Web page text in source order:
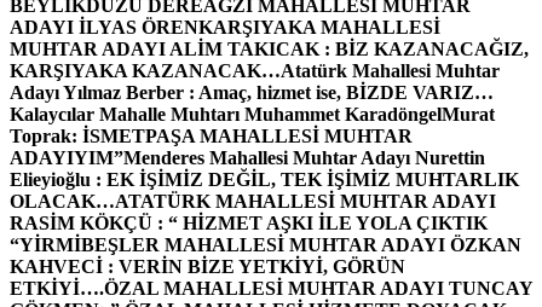
BEYLİKDÜZÜ DEREAĞZI MAHALLESİ MUHTAR
ADAYI İLYAS ÖRENKARŞIYAKA MAHALLESİ
MUHTAR ADAYI ALİM TAKICAK : BİZ KAZANACAĞIZ,
KARŞIYAKA KAZANACAK…Atatürk Mahallesi Muhtar
Adayı Yılmaz Berber : Amaç, hizmet ise, BİZDE VARIZ…
Kalaycılar Mahalle Muhtarı Muhammet KaradöngelMurat
Toprak: İSMETPAŞA MAHALLESİ MUHTAR
ADAYIYIM”Menderes Mahallesi Muhtar Adayı Nurettin
Elieyioğlu : EK İŞİMİZ DEĞİL, TEK İŞİMİZ MUHTARLIK
OLACAK…ATATÜRK MAHALLESİ MUHTAR ADAYI
RASİM KÖKÇÜ : “ HİZMET AŞKI İLE YOLA ÇIKTIK
“YİRMİBEŞLER MAHALLESİ MUHTAR ADAYI ÖZKAN
KAHVECİ : VERİN BİZE YETKİYİ, GÖRÜN
ETKİYİ….ÖZAL MAHALLESİ MUHTAR ADAYI TUNCAY